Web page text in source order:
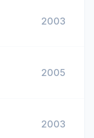
2003
2005
2003